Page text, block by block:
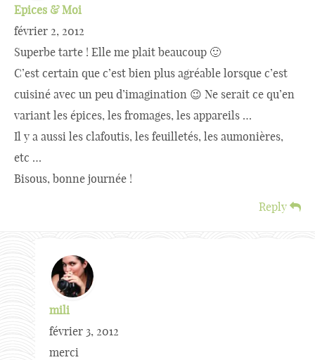
Epices & Moi
février 2, 2012
Superbe tarte ! Elle me plait beaucoup 🙂
C’est certain que c’est bien plus agréable lorsque c’est
cuisiné avec un peu d’imagination 😉 Ne serait ce qu’en
variant les épices, les fromages, les appareils …
Il y a aussi les clafoutis, les feuilletés, les aumonières,
etc …
Bisous, bonne journée !
Reply
mili
février 3, 2012
merci